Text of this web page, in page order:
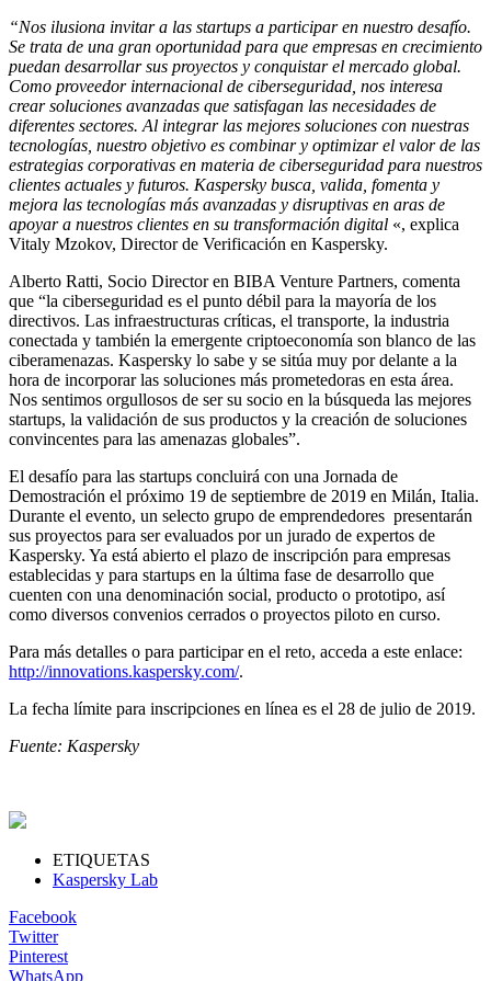
“Nos ilusiona invitar a las startups a participar en nuestro desafío.
Se trata de una gran oportunidad para que empresas en crecimiento
puedan desarrollar sus proyectos y conquistar el mercado global.
Como proveedor internacional de ciberseguridad, nos interesa
crear soluciones avanzadas que satisfagan las necesidades de
diferentes sectores. Al integrar las mejores soluciones con nuestras
tecnologías, nuestro objetivo es combinar y optimizar el valor de las
estrategias corporativas en materia de ciberseguridad para nuestros
clientes actuales y futuros. Kaspersky busca, valida, fomenta y
mejora las tecnologías más avanzadas y disruptivas en aras de
apoyar a nuestros clientes en su transformación digital «, explica
Vitaly Mzokov, Director de Verificación en Kaspersky.
Alberto Ratti, Socio Director en BIBA Venture Partners, comenta
que “la ciberseguridad es el punto débil para la mayoría de los
directivos. Las infraestructuras críticas, el transporte, la industria
conectada y también la emergente criptoeconomía son blanco de las
ciberamenazas. Kaspersky lo sabe y se sitúa muy por delante a la
hora de incorporar las soluciones más prometedoras en esta área.
Nos sentimos orgullosos de ser su socio en la búsqueda las mejores
startups, la validación de sus productos y la creación de soluciones
convincentes para las amenazas globales”.
El desafío para las startups concluirá con una Jornada de
Demostración el próximo 19 de septiembre de 2019 en Milán, Italia.
Durante el evento, un selecto grupo de emprendedores presentarán
sus proyectos para ser evaluados por un jurado de expertos de
Kaspersky. Ya está abierto el plazo de inscripción para empresas
establecidas y para startups en la última fase de desarrollo que
cuenten con una denominación social, producto o prototipo, así
como diversos convenios cerrados o proyectos piloto en curso.
Para más detalles o para participar en el reto, acceda a este enlace:
http://innovations.kaspersky.com/.
La fecha límite para inscripciones en línea es el 28 de julio de 2019.
Fuente: Kaspersky
ETIQUETAS
Kaspersky Lab
Facebook
Twitter
Pinterest
WhatsApp